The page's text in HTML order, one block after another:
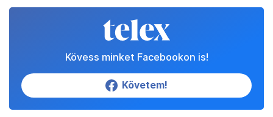
Kövess minket Facebookon is!
Követem!